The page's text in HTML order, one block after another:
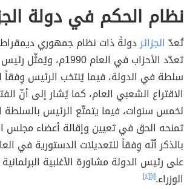
نظام الحكم في دولة
تُعدّ الجزائردولةً ذات نظام جمهوري
تعدّد الأحزاب في العام
سلطة في الدولة، فيما يُنتخب الرئيس
الاقتراع الشعبي العام، كما يُشار إلى أنّ
لخمس سنوات، فيما يتمتّع الرئيس بالسلطة
تمنحه الحق في تعيين وإقالة أعضاء مجلس
على رئيس الدولة مشاورة الأغلبية
الوزراء.[١] [٤]